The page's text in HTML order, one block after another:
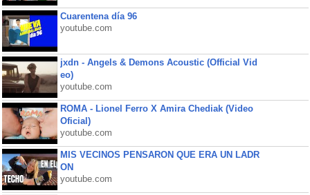
Cuarentena día 96
youtube.com
jxdn - Angels & Demons Acoustic (Official Vid
eo)
youtube.com
ROMA - Lionel Ferro X Amira Chediak (Video
Oficial)
youtube.com
MIS VECINOS PENSARON QUE ERA UN LADR
ON
youtube.com